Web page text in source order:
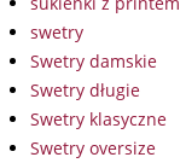
swetry
Swetry damskie
Swetry długie
Swetry klasyczne
Swetry oversize